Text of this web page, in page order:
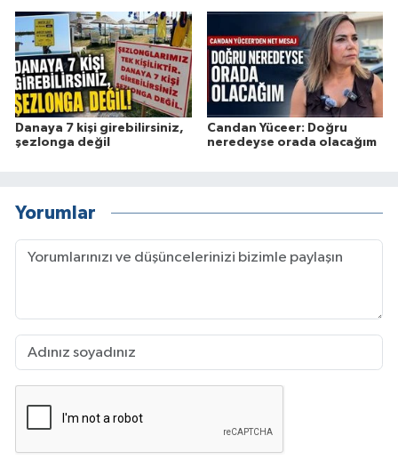
Danaya 7 kişi girebilirsiniz,
şezlonga değil
Candan Yüceer: Doğru
neredeyse orada olacağım
Yorumlar